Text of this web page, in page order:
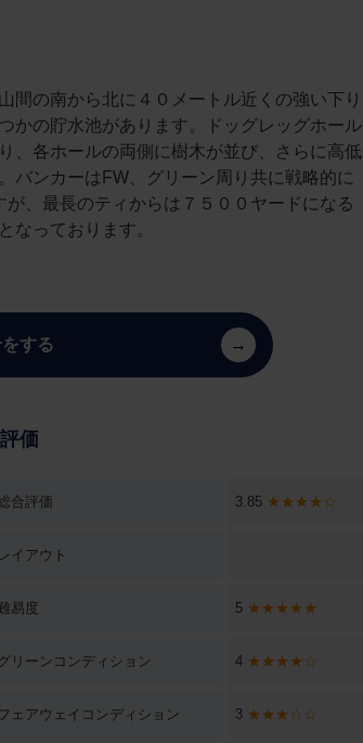
間の南から北に４０メートル近くの強い下り
かの貯水池があります。ドッグレッグホール
、各ホールの両側に樹木が並び、さらに高低
バンカーはFW、グリーン周り共に戦略的に
、最長のティからは７５００ヤードになる
なっております。
する
評価
合評価 3.85 ★★★★☆
レイアウト
易度 5 ★★★★★
グリーンコンディション 4 ★★★★☆
フェアウェイコンディション 3 ★★★☆☆